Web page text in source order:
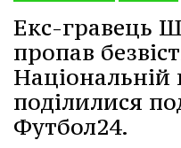
Екс-гравець
пропав
Національній
поділилися
Футбол24.